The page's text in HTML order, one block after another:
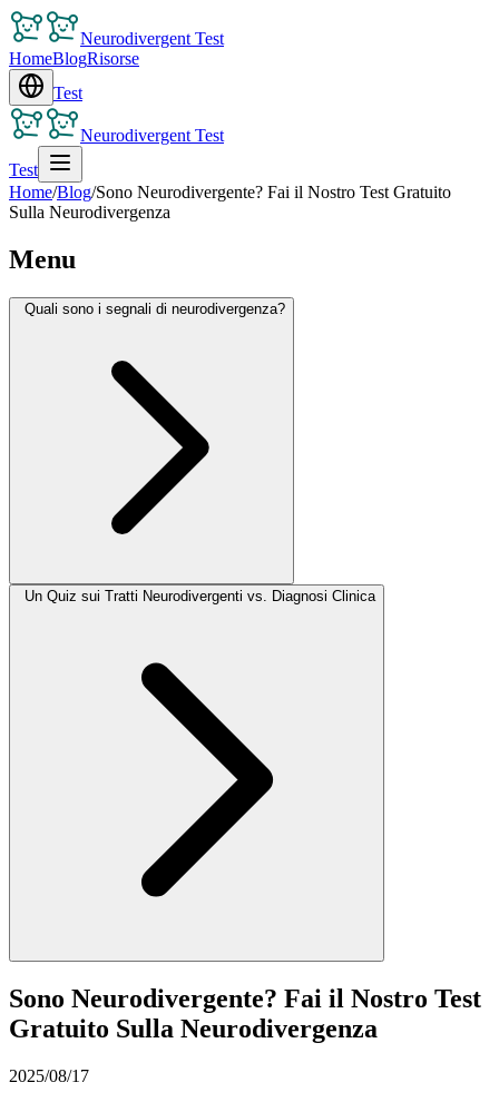
Neurodivergent Test
HomeBlogRisorse
Test
Neurodivergent Test
Test
Home/Blog/Sono Neurodivergente? Fai il Nostro Test Gratuito
Sulla Neurodivergenza
Menu
Quali sono i segnali di neurodivergenza?
Un Quiz sui Tratti Neurodivergenti vs. Diagnosi Clinica
Sono Neurodivergente? Fai il Nostro Test
Gratuito Sulla Neurodivergenza
2025/08/17